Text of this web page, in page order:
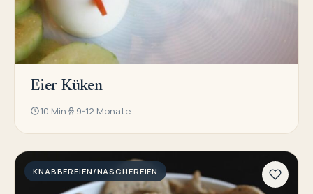
Eier Küken
10 Min 9-12 Monate
KNABBEREIEN/NASCHEREIEN